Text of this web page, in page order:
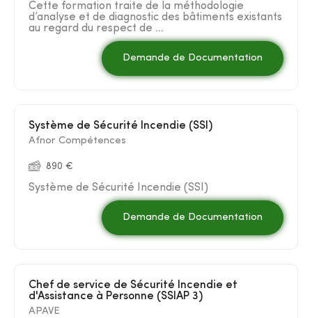
Cette formation traite de la méthodologie
d’analyse et de diagnostic des bâtiments existants
au regard du respect de ...
Demande de Documentation
Système de Sécurité Incendie (SSI)
Afnor Compétences
890 €
Système de Sécurité Incendie (SSI)
Demande de Documentation
Chef de service de Sécurité Incendie et
d'Assistance à Personne (SSIAP 3)
APAVE